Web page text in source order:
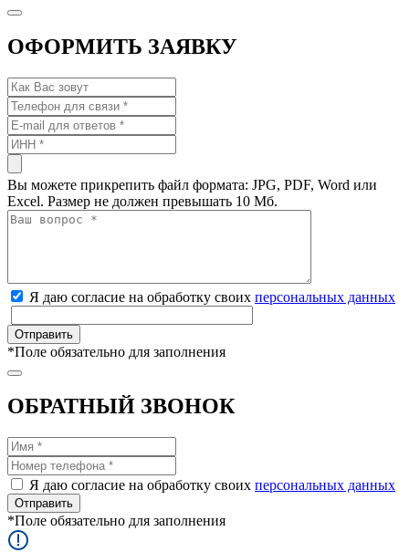
ОФОРМИТЬ ЗАЯВКУ
Вы можете прикрепить файл формата: JPG, PDF, Word или
Excel. Размер не должен превышать 10 Мб.
Я даю согласие на обработку своих персональных данных
*Поле обязательно для заполнения
ОБРАТНЫЙ ЗВОНОК
Я даю согласие на обработку своих персональных данных
*Поле обязательно для заполнения